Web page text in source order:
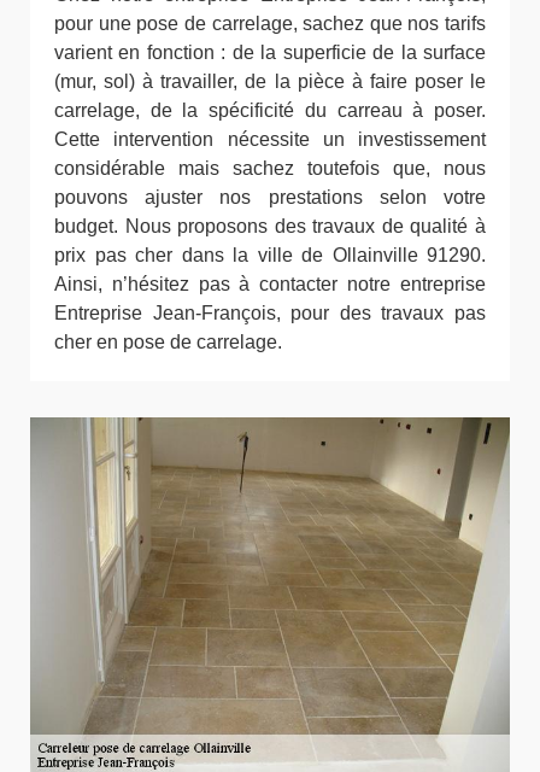
pour une pose de carrelage, sachez que nos tarifs
varient en fonction : de la superficie de la surface
(mur, sol) à travailler, de la pièce à faire poser le
carrelage, de la spécificité du carreau à poser.
Cette intervention nécessite un investissement
considérable mais sachez toutefois que, nous
pouvons ajuster nos prestations selon votre
budget. Nous proposons des travaux de qualité à
prix pas cher dans la ville de Ollainville 91290.
Ainsi, n’hésitez pas à contacter notre entreprise
Entreprise Jean-François, pour des travaux pas
cher en pose de carrelage.